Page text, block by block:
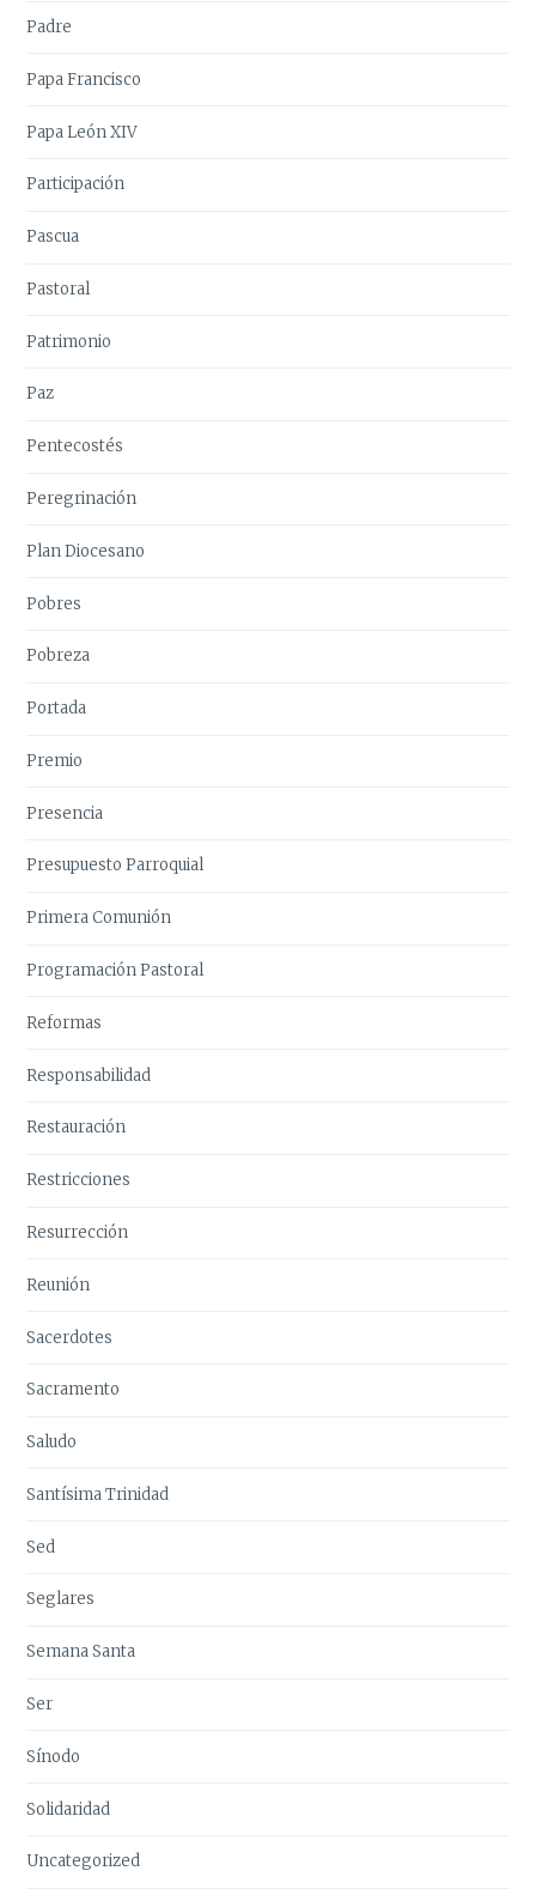
Padre
Papa Francisco
Papa León XIV
Participación
Pascua
Pastoral
Patrimonio
Paz
Pentecostés
Peregrinación
Plan Diocesano
Pobres
Pobreza
Portada
Premio
Presencia
Presupuesto Parroquial
Primera Comunión
Programación Pastoral
Reformas
Responsabilidad
Restauración
Restricciones
Resurrección
Reunión
Sacerdotes
Sacramento
Saludo
Santísima Trinidad
Sed
Seglares
Semana Santa
Ser
Sínodo
Solidaridad
Uncategorized